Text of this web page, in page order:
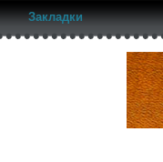
Закладки